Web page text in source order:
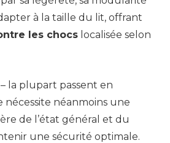
à la taille du lit, offrant
les chocs localisée selon
la plupart passent en
nécessite néanmoins une
de l’état général et du
une sécurité optimale.